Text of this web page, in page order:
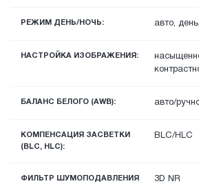
РЕЖИМ ДЕНЬ/НОЧЬ: авто,
НАСТРОЙКА ИЗОБРАЖЕНИЯ:
БАЛАНС БЕЛОГО (AWB): авто/
КОМПЕНСАЦИЯ ЗАСВЕТКИ
(BLC, HLC):
BLC/HLC
ФИЛЬТР ШУМОПОДАВЛЕНИЯ 3D NR